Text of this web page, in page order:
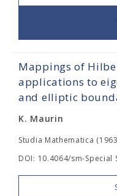
Mappings of
applications to
and elliptic
K. Maurin
Studia Mathematica
DOI: 10.4064/sm-Special